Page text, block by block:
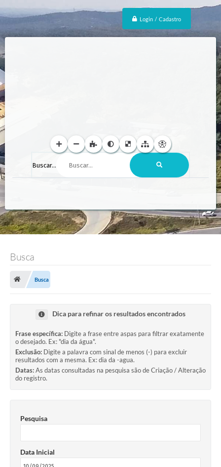
Login / Cadastro
Buscar...
Busca
Busca
Dica para refinar os resultados encontrados
Frase específica: Digite a frase entre aspas para filtrar exatamente
o desejado. Ex: "dia da água".
Exclusão: Digite a palavra com sinal de menos (-) para excluir
resultados com a mesma. Ex: dia da -agua.
Datas:As datas consultadas na pesquisa são de Criação / Alteração
do registro.
Pesquisa
Data Inicial